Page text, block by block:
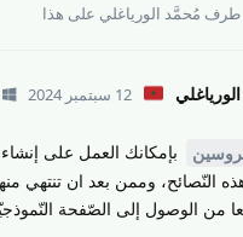
طرف مُحمَّد الورياغلي على هذا
12 سبتمبر 2024
بإمكانك العمل على
النّصائح، وممن بعد ان تنتهي
من الوصول إلى الصّفحة